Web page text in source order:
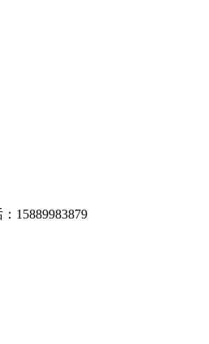
15889983879